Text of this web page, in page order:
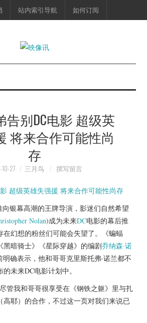
站内索引导航 如何订阅
告别DC电影 超级英
将来合作可能性尚
存
27 三月鸟 撰写留言
向银幕高潮的王牌导演，影迷们自然希望
Nolan)成为未来DC电影的幕后推
在幻想的粉丝们可能会失望了。《蝙蝠
黑暗骑士》《星际穿越》的编剧乔纳森·诺
明确表示，他和哥哥克里斯托弗·诺兰都不
未来DC电影计划中。
管我和哥哥很享受在《钢铁之躯》里与扎
高耶）的合作，不过这一页对我们来说已